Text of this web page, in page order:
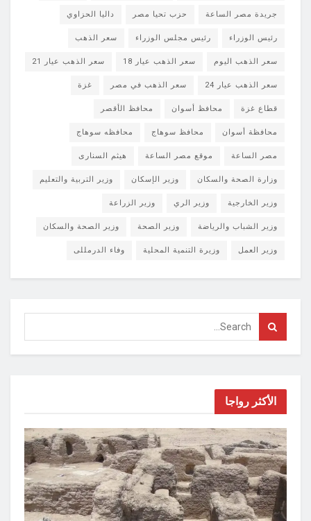
جريدة مصر الساعة حزب تحيا مصر داليا الحزاوي
رئيس الوزراء رئيس مجلس الوزراء سعر الذهب
سعر الذهب اليوم سعر الذهب عيار 18 سعر الذهب عيار 21
سعر الذهب عيار 24 سعر الذهب في مصر غزة
قطاع غزة محافظ أسوان محافظ الأقصر
محافظة أسوان محافظ سوهاج محافظه سوهاج
مصر الساعة موقع مصر الساعة هيثم السنارى
وزارة الصحة والسكان وزير الإسكان وزير التربية والتعليم
وزير الخارجية وزير الري وزير الزراعة
وزير الشباب والرياضة وزير الصحة وزير الصحة والسكان
وزير العمل وزيرة التنمية المحلية وفاء الدرمللى
الأكثر رواجا